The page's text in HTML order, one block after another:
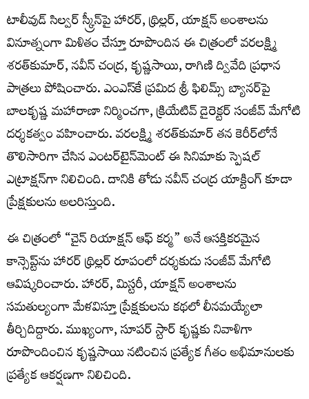
టాలీవుడ్ సిల్వర్ స్క్రీన్‌పై హారర్, థ్రిల్లర్, యాక్షన్ అంశాలను
వినూత్నంగా మిళితం చేస్తూ రూపొందిన ఈ చిత్రంలో వరలక్ష్మి
శరత్‌కుమార్, నవీన్ చంద్ర, కృష్ణసాయి, రాగిణి ద్వివేది ప్రధాన
పాత్రలు పోషించారు. ఎంఎస్‌కే ప్రమిద శ్రీ ఫిలిమ్స్ బ్యానర్‌పై
బాలకృష్ణ మహారాణా నిర్మించగా, క్రియేటివ్ డైరెక్టర్ సంజీవ్ మేగోటి
దర్శకత్వం వహించారు. వరలక్ష్మి శరత్‌కుమార్ త‌న కెరీర్‌లోనే
తొలిసారిగా చేసిన ఎంట‌ర్‌టైన్‌మెంట్ ఈ సినిమాకు స్పెష‌ల్
ఎట్రాక్ష‌న్‌గా నిలిచింది. దానికి తోడు నవీన్ చంద్ర యాక్టింగ్ కూడా
ప్రేక్ష‌కుల‌ను అల‌రిస్తుంది.
ఈ చిత్రంలో “చైన్ రియాక్షన్ ఆఫ్ కర్మ” అనే ఆసక్తికరమైన
కాన్సెప్ట్‌ను హారర్ థ్రిల్లర్ రూపంలో దర్శకుడు సంజీవ్ మేగోటి
ఆవిష్కరించారు. హారర్, మిస్టరీ, యాక్షన్ అంశాలను
సమతుల్యంగా మేళవిస్తూ ప్రేక్షకులను కథలో లీనమయ్యేలా
తీర్చిదిద్దారు. ముఖ్యంగా, సూపర్ స్టార్ కృష్ణకు నివాళిగా
రూపొందించిన కృష్ణసాయి నటించిన ప్రత్యేక గీతం అభిమానులకు
ప్రత్యేక ఆకర్షణగా నిలిచింది.